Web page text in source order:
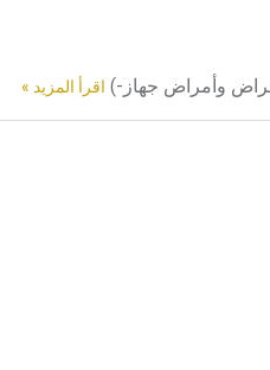
وأمراض جهاز-) اقرأ المزيد »